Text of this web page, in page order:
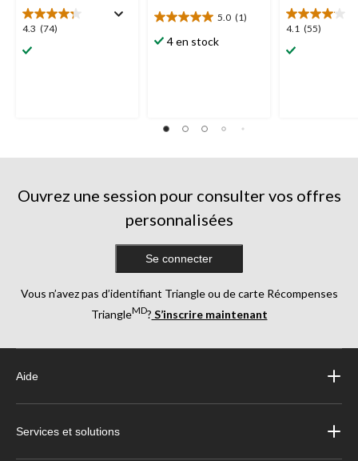
4.3 (74)
4.3
étoile(s)
5.0 (1)
5.0
étoile(s)
4 en stock
4.1 (55)
4.1
étoile(s)
Ouvrez une session pour consulter vos offres
personnalisées
Se connecter
Vous n’avez pas d’identifiant Triangle ou de carte Récompenses
TriangleMD? S’inscrire maintenant
Aide
Services et solutions